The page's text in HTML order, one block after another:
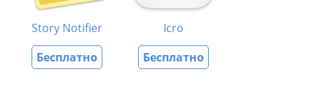
Story Notifier
Бесплатно
Icro
Бесплатно